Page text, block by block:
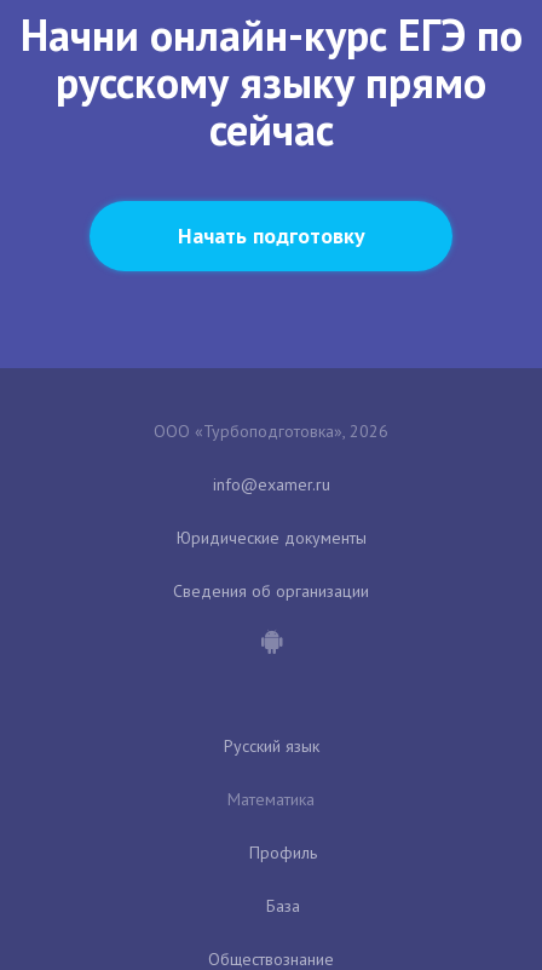
Начни онлайн-курс ЕГЭ по
русскому языку прямо
сейчас
Начать подготовку
ООО «Турбоподготовка», 2026
Юридические документы
Сведения об организации
Русский язык
Математика
Профиль
База
Обществознание